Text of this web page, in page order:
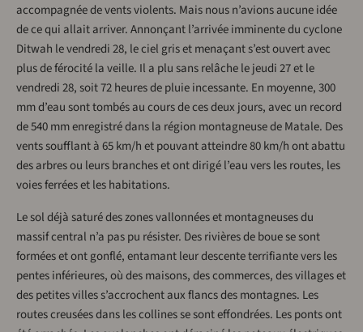
accompagnée de vents violents. Mais nous n’avions aucune idée
de ce qui allait arriver. Annonçant l’arrivée imminente du cyclone
Ditwah le vendredi 28, le ciel gris et menaçant s’est ouvert avec
plus de férocité la veille. Il a plu sans relâche le jeudi 27 et le
vendredi 28, soit 72 heures de pluie incessante. En moyenne, 300
mm d’eau sont tombés au cours de ces deux jours, avec un record
de 540 mm enregistré dans la région montagneuse de Matale. Des
vents soufflant à 65 km/h et pouvant atteindre 80 km/h ont abattu
des arbres ou leurs branches et ont dirigé l’eau vers les routes, les
voies ferrées et les habitations.
Le sol déjà saturé des zones vallonnées et montagneuses du
massif central n’a pas pu résister. Des rivières de boue se sont
formées et ont gonflé, entamant leur descente terrifiante vers les
pentes inférieures, où des maisons, des commerces, des villages et
des petites villes s’accrochent aux flancs des montagnes. Les
routes creusées dans les collines se sont effondrées. Les ponts ont